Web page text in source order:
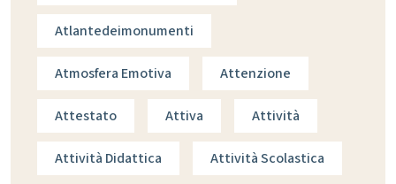
Atlantedeimonumenti
Atmosfera Emotiva Attenzione
Attestato Attiva Attività
Attività Didattica Attività Scolastica